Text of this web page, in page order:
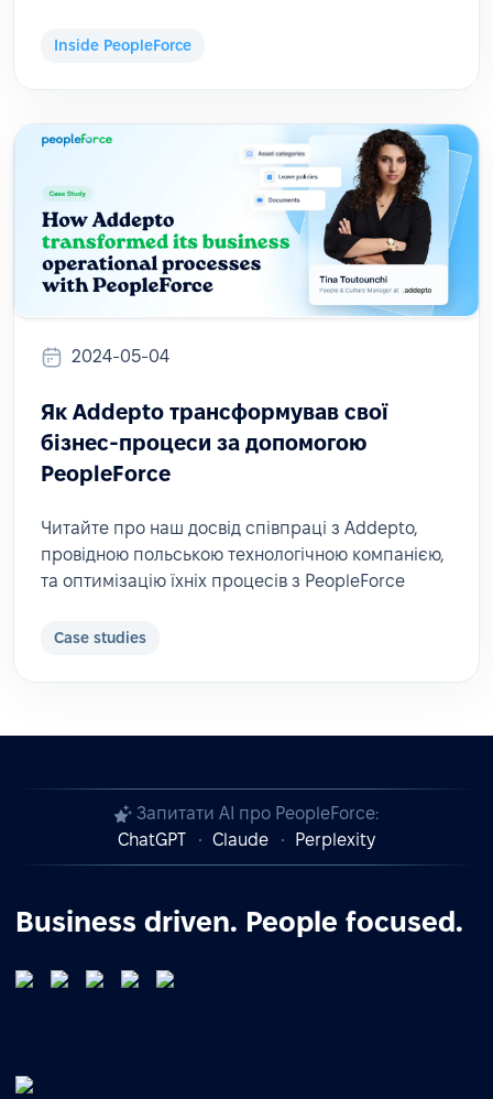
Inside PeopleForce
2024-05-04
Як Addepto трансформував свої
бізнес-процеси за допомогою
PeopleForce
Читайте про наш досвід співпраці з Addepto,
провідною польською технологічною компанією,
та оптимізацію їхніх процесів з PeopleForce
Case studies
Запитати AI про PeopleForce:
ChatGPT
Claude Perplexity
Business driven. People focused.